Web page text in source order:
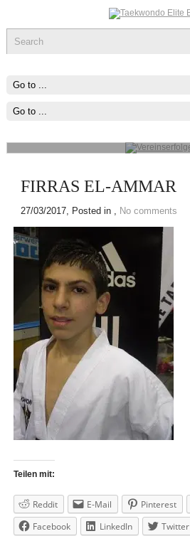
Vereinserfolge
wovon du träumst ,Fang Damit An!
FIRRAS EL-AMMAR
27/03/2017, Posted in , No comments
Teilen mit:
Reddit E-Mail Pinterest
Facebook
LinkedIn Twitter